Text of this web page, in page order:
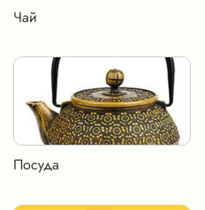
Чай
Посуда